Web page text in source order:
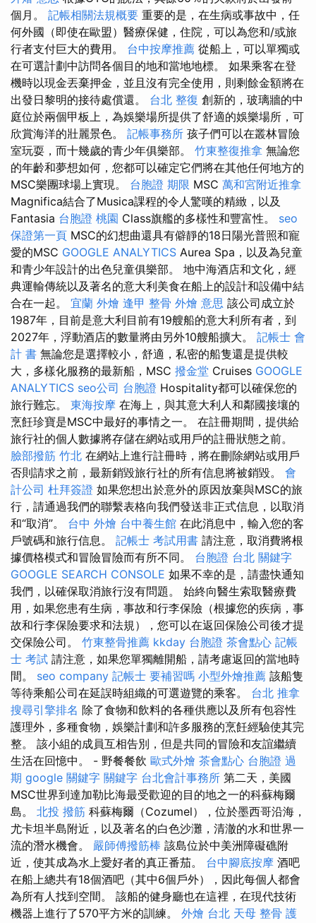
個月。 記帳相關法規概要 重要的是，在生病或事故中，任
何外國（即使在歐盟）醫療保健，住院，可以為您和/或旅
行者支付巨大的費用。 台中按摩推薦 從船上，可以單獨或
在可選計劃中訪問各個目的地和當地地標。 如果乘客在登
機時以現金丟棄押金，並且沒有完全使用，則剩餘金額將在
出發日黎明的接待處償還。 台北 整復 創新的，玻璃牆的中
庭位於兩個甲板上，為娛樂場所提供了舒適的娛樂場所，可
欣賞海洋的壯麗景色。 記帳事務所 孩子們可以在叢林冒險
室玩耍，而十幾歲的青少年俱樂部。 竹東整復推拿 無論您
的年齡和夢想如何，您都可以確定它們將在其他任何地方的
MSC樂團球場上實現。 台胞證 期限 MSC 萬和宮附近推拿
Magnifica結合了Musica課程的令人驚嘆的精緻，以及
Fantasia 台胞證 桃園 Class旗艦的多樣性和豐富性。 seo
保證第一頁 MSC的幻想曲還具有僻靜的18日陽光普照和寵
愛的MSC GOOGLE ANALYTICS Aurea Spa，以及為兒童
和青少年設計的出色兒童俱樂部。 地中海酒店和文化，經
典運輸傳統以及著名的意大利美食在船上的設計和設備中結
合在一起。 宜蘭 外燴 逢甲 整骨 外燴 意思 該公司成立於
1987年，目前是意大利目前有19艘船的意大利所有者，到
2027年，浮動酒店的數量將由另外10艘船擴大。 記帳士 會
計 書 無論您是選擇較小，舒適，私密的船隻還是提供較
大，多樣化服務的最新船，MSC 撥金堂 Cruises GOOGLE
ANALYTICS seo公司 台胞證 Hospitality都可以確保您的
旅行難忘。 東海按摩 在海上，與其意大利人和鄰國接壤的
烹飪珍寶是MSC中最好的事情之一。 在註冊期間，提供給
旅行社的個人數據將存儲在網站或用戶的註冊狀態之前。
臉部撥筋 竹北 在網站上進行註冊時，將在刪除網站或用戶
否則請求之前，最新銷毀旅行社的所有信息將被銷毀。 會
計公司 杜拜簽證 如果您想出於意外的原因放棄與MSC的旅
行，請通過我們的聯繫表格向我們發送非正式信息，以取消
和“取消”。 台中 外燴 台中養生館 在此消息中，輸入您的客
戶號碼和旅行信息。 記帳士 考試用書 請注意，取消費將根
據價格模式和冒險冒險而有所不同。 台胞證 台北 關鍵字
GOOGLE SEARCH CONSOLE 如果不幸的是，請盡快通知
我們，以確保取消旅行沒有問題。 始終向醫生索取醫療費
用，如果您患有生病，事故和行李保險（根據您的疾病，事
故和行李保險要求和法規），您可以在返回保險公司後才提
交保險公司。 竹東整骨推薦 kkday 台胞證 茶會點心 記帳
士 考試 請注意，如果您單獨離開船，請考慮返回的當地時
間。 seo company 記帳士 要補習嗎 小型外燴推薦 該船隻
等待乘船公司在延誤時組織的可選遊覽的乘客。 台北 推拿
搜尋引擎排名 除了食物和飲料的各種供應以及所有包容性
護理外，多種食物，娛樂計劃和許多服務的烹飪經驗使其完
整。 該小組的成員互相告別，但是共同的冒險和友誼繼續
生活在回憶中。 - 野餐餐飲 歐式外燴 茶會點心 台胞證 過
期 google 關鍵字 關鍵字 台北會計事務所 第二天，美國
MSC世界到達加勒比海最受歡迎的目的地之一的科蘇梅爾
島。 北投 撥筋 科蘇梅爾（Cozumel），位於墨西哥沿海，
尤卡坦半島附近，以及著名的白色沙灘，清澈的水和世界一
流的潛水機會。 嚴師傅撥筋棒 該島位於中美洲障礙礁附
近，使其成為水上愛好者的真正番茄。 台中腳底按摩 酒吧
在船上總共有18個酒吧（其中6個戶外），因此每個人都會
為所有人找到空間。 該船的健身廳也在這裡，在現代技術
機器上進行了570平方米的訓練。 外燴 台北 天母 整骨 護